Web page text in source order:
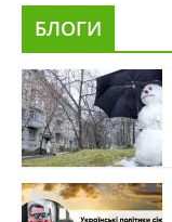
БЛОГИ